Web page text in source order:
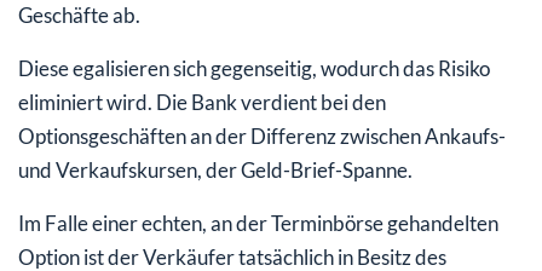
Geschäfte ab.
Diese egalisieren sich gegenseitig, wodurch das Risiko
eliminiert wird. Die Bank verdient bei den
Optionsgeschäften an der Differenz zwischen Ankaufs-
und Verkaufskursen, der Geld-Brief-Spanne.
Im Falle einer echten, an der Terminbörse gehandelten
Option ist der Verkäufer tatsächlich in Besitz des